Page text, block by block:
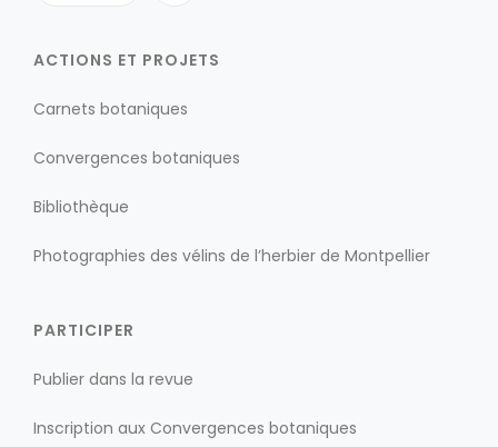
ACTIONS ET PROJETS
Carnets botaniques
Convergences botaniques
Bibliothèque
Photographies des vélins de l’herbier de Montpellier
PARTICIPER
Publier dans la revue
Inscription aux Convergences botaniques